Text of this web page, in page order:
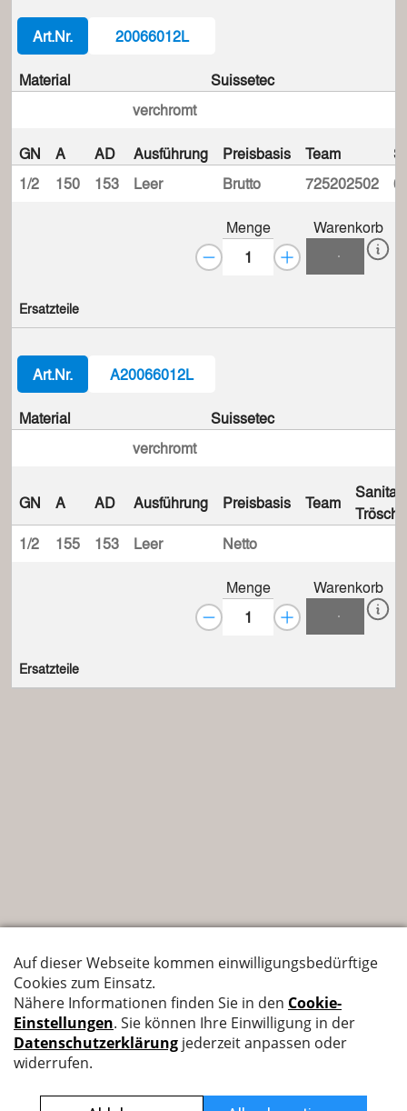
Art.Nr. 20066012L
Material
verchromt
Suissetec
GN A AD Ausführung Preisbasis Team
1/2
150 153 Leer Brutto 725202502
Menge Warenkorb
Ersatzteile
Art.Nr. A20066012L
Material
verchromt
Suissetec
GN A AD Ausführung Preisbasis Team
Sanitas
Trösch
1/2
155 153 Leer Netto
Menge Warenkorb
Ersatzteile
Nyffenegger Armaturen AG